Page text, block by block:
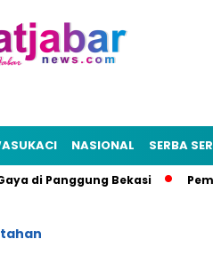
NASIONAL SERBA
di Panggung Bekasi